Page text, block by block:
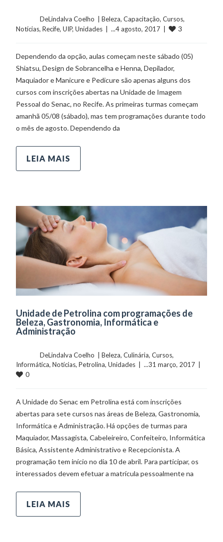
	    	DeLindalva Coelho  |
Beleza, Capacitação, Cursos
Notícias, Recife, UIP, Unidades
  |  ...4 agosto, 2017  |
3
Dependendo da opção, aulas começam neste sábado (05)
Shiatsu, Design de Sobrancelha e Henna, Depilador,
Maquiador e Manicure e Pedicure são apenas alguns dos
cursos com inscrições abertas na Unidade de Imagem
Pessoal do Senac, no Recife. As primeiras turmas começam
amanhã 05/08 (sábado), mas tem programações durante todo
o mês de agosto. Dependendo da
LEIA MAIS
Unidade de Petrolina com programações de
Beleza, Gastronomia, Informática e
Administração
	    	DeLindalva Coelho  |
Beleza, Culinária, Cursos
Informática, Notícias, Petrolina, Unidades
0
A Unidade do Senac em Petrolina está com inscrições
abertas para sete cursos nas áreas de Beleza, Gastronomia,
Informática e Administração. Há opções de turmas para
Maquiador, Massagista, Cabeleireiro, Confeiteiro, Informática
Básica, Assistente Administrativo e Recepcionista. A
programação tem início no dia 10 de abril. Para participar, os
interessados devem efetuar a matrícula pessoalmente na
LEIA MAIS